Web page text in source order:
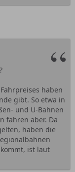
haben
gibt. So etwa in
und U-Bahnen
fahren aber. Da
haben die
ist laut